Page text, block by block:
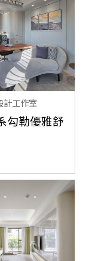
計工作室
勾勒優雅舒